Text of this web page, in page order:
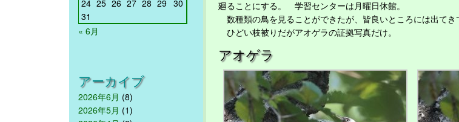
24 25 26 27 28 29 30
31
« 6月
アーカイブ
2026年6月 (8)
2026年5月 (1)
廻ることにする。 学習センターは月曜日休館。
数種類の鳥を見ることができたが、皆良いところには出てき
ひどい枝被りだがアオゲラの証拠写真だけ。
アオゲラ